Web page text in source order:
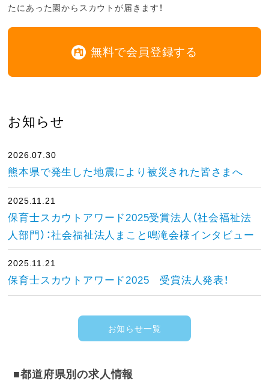
たにあった園からスカウトが届きます！
無料で会員登録する
お知らせ
2026.07.30
熊本県で発生した地震により被災された皆さまへ
2025.11.21
保育士スカウトアワード2025受賞法人（社会福祉法
人部門）：社会福祉法人まこと鳴滝会様インタビュー
2025.11.21
保育士スカウトアワード2025 受賞法人発表！
お知らせ一覧
■都道府県別の求人情報